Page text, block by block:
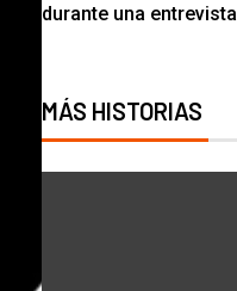
durante una entrevista
MÁS HISTORIAS